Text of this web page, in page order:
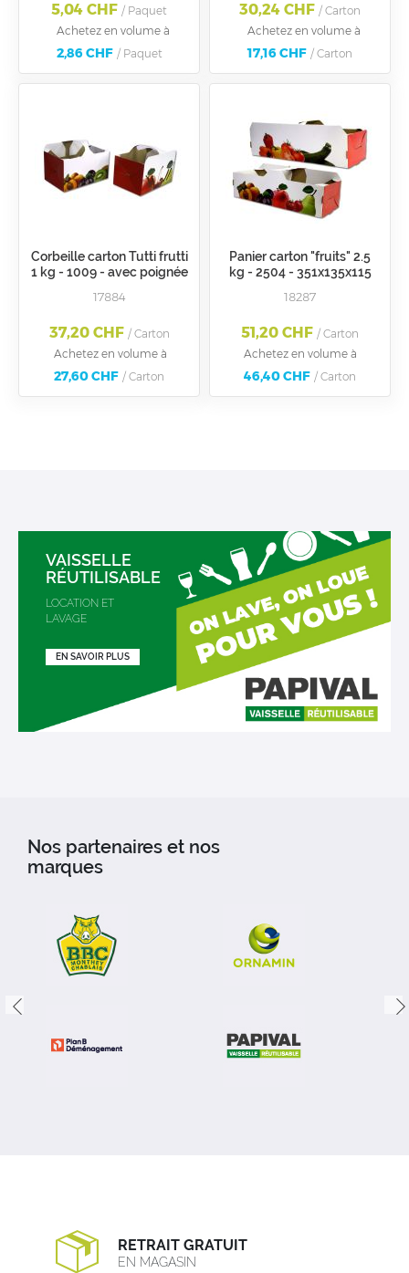
5,04 CHF / Paquet
Achetez en volume à
2,86 CHF / Paquet
30,24 CHF / Carton
Achetez en volume à
17,16 CHF / Carton
Corbeille carton Tutti frutti
1 kg - 1009 - avec poignée
17884
37,20 CHF / Carton
Achetez en volume à
27,60 CHF / Carton
Panier carton "fruits" 2.5
kg - 2504 - 351x135x115
18287
51,20 CHF / Carton
Achetez en volume à
46,40 CHF / Carton
VAISSELLE
RÉUTILISABLE
LOCATION ET
LAVAGE
EN SAVOIR PLUS
Nos partenaires et nos
marques
RETRAIT GRATUIT
EN MAGASIN